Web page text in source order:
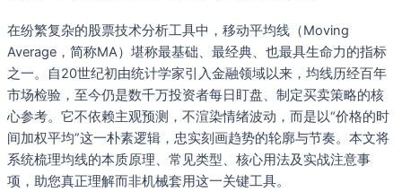
在纷繁复杂的股票技术分析工具中，移动平均线（Moving
Average，简称MA）堪称最基础、最经典、也最具生命力的指标
之一。自20世纪初由统计学家引入金融领域以来，均线历经百年
市场检验，至今仍是数千万投资者每日盯盘、制定买卖策略的核
心参考。它不依赖主观预测，不渲染情绪波动，而是以“价格的时
间加权平均”这一朴素逻辑，忠实刻画趋势的轮廓与节奏。本文将
系统梳理均线的本质原理、常见类型、核心用法及实战注意事
项，助您真正理解而非机械套用这一关键工具。